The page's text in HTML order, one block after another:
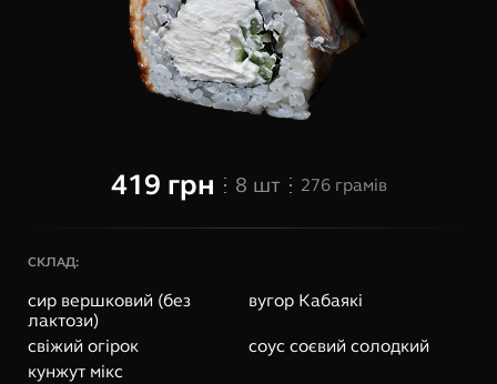
419 грн 8 шт 276 грамів
СКЛАД:
сир вершковий (без
лактози)
вугор Кабаякі
свіжий огірок
соус соєвий солодкий
кунжут мікс